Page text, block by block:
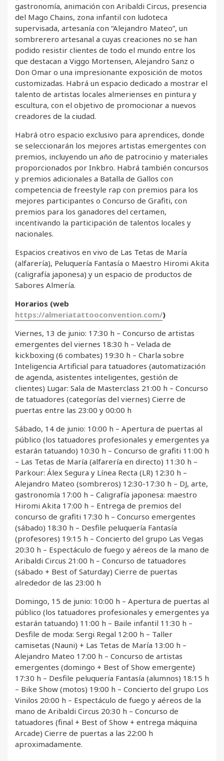
gastronomía, animación con Aribaldi Circus, presencia
del Mago Chains, zona infantil con ludoteca
supervisada, artesanía con “Alejandro Mateo”, un
sombrerero artesanal a cuyas creaciones no se han
podido resistir clientes de todo el mundo entre los
que destacan a Viggo Mortensen, Alejandro Sanz o
Don Omar o una impresionante exposición de motos
customizadas. Habrá un espacio dedicado a mostrar el
talento de artistas locales almerienses en pintura y
escultura, con el objetivo de promocionar a nuevos
creadores de la ciudad.
Habrá otro espacio exclusivo para aprendices, donde
se seleccionarán los mejores artistas emergentes con
premios, incluyendo un año de patrocinio y materiales
proporcionados por Inkbro. Habrá también concursos
y premios adicionales a Batalla de Gallos con
competencia de freestyle rap con premios para los
mejores participantes o Concurso de Grafiti, con
premios para los ganadores del certamen,
incentivando la participación de talentos locales y
nacionales.
Espacios creativos en vivo de Las Tetas de María
(alfarería), Peluquería Fantasía o Maestro Hiromi Akita
(caligrafía japonesa) y un espacio de productos de
Sabores Almería.
Horarios (web
https://almeriatattooconvention.com/)
Viernes, 13 de junio: 17:30 h – Concurso de artistas
emergentes del viernes 18:30 h – Velada de
kickboxing (6 combates) 19:30 h – Charla sobre
Inteligencia Artificial para tatuadores (automatización
de agenda, asistentes inteligentes, gestión de
clientes) Lugar: Sala de Masterclass 21:00 h – Concurso
de tatuadores (categorías del viernes) Cierre de
puertas entre las 23:00 y 00:00 h
Sábado, 14 de junio: 10:00 h – Apertura de puertas al
público (los tatuadores profesionales y emergentes ya
estarán tatuando) 10:30 h – Concurso de grafiti 11:00 h
– Las Tetas de María (alfarería en directo) 11:30 h –
Parkour: Álex Segura y Línea Recta (LR) 12:30 h –
Alejandro Mateo (sombreros) 12:30-17:30 h – DJ, arte,
gastronomía 17:00 h – Caligrafía japonesa: maestro
Hiromi Akita 17:00 h – Entrega de premios del
concurso de grafiti 17:30 h – Concurso emergentes
(sábado) 18:30 h – Desfile peluquería Fantasía
(profesores) 19:15 h – Concierto del grupo Las Vegas
20:30 h – Espectáculo de fuego y aéreos de la mano de
Aribaldi Circus 21:00 h – Concurso de tatuadores
(sábado + Best of Saturday) Cierre de puertas
alrededor de las 23:00 h
Domingo, 15 de junio: 10:00 h – Apertura de puertas al
público (los tatuadores profesionales y emergentes ya
estarán tatuando) 11:00 h – Baile infantil 11:30 h –
Desfile de moda: Sergi Regal 12:00 h – Taller
camisetas (Nauni) + Las Tetas de María 13:00 h –
Alejandro Mateo 17:00 h – Concurso de artistas
emergentes (domingo + Best of Show emergente)
17:30 h – Desfile peluquería Fantasía (alumnos) 18:15 h
– Bike Show (motos) 19:00 h – Concierto del grupo Los
Vinilos 20:00 h – Espectáculo de fuego y aéreos de la
mano de Aribaldi Circus 20:30 h – Concurso de
tatuadores (final + Best of Show + entrega máquina
Arcade) Cierre de puertas a las 22:00 h
aproximadamente.